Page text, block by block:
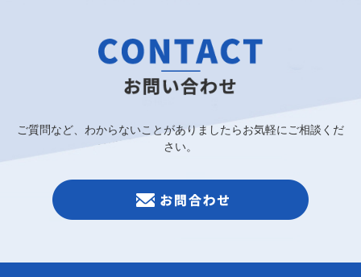
ご質問など、わからないことがありましたらお気軽にご相談くだ
さい。